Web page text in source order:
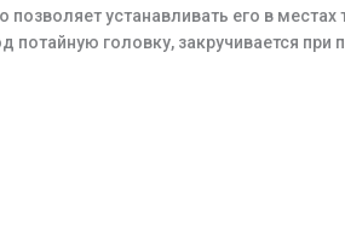
позволяет устанавливать его в
потайную головку, закручивается